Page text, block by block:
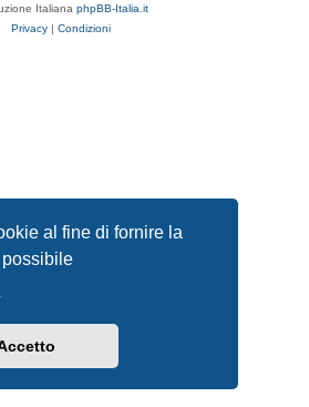
al fine di fornire la
Italiana phpBB-Italia.it
Privacy | Condizioni